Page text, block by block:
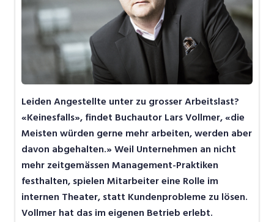
Leiden Angestellte unter zu grosser Arbeitslast?
«Keinesfalls», findet Buchautor Lars Vollmer, «die
Meisten würden gerne mehr arbeiten, werden aber
davon abgehalten.» Weil Unternehmen an nicht
mehr zeitgemässen Management-Praktiken
festhalten, spielen Mitarbeiter eine Rolle im
internen Theater, statt Kundenprobleme zu lösen.
Vollmer hat das im eigenen Betrieb erlebt.